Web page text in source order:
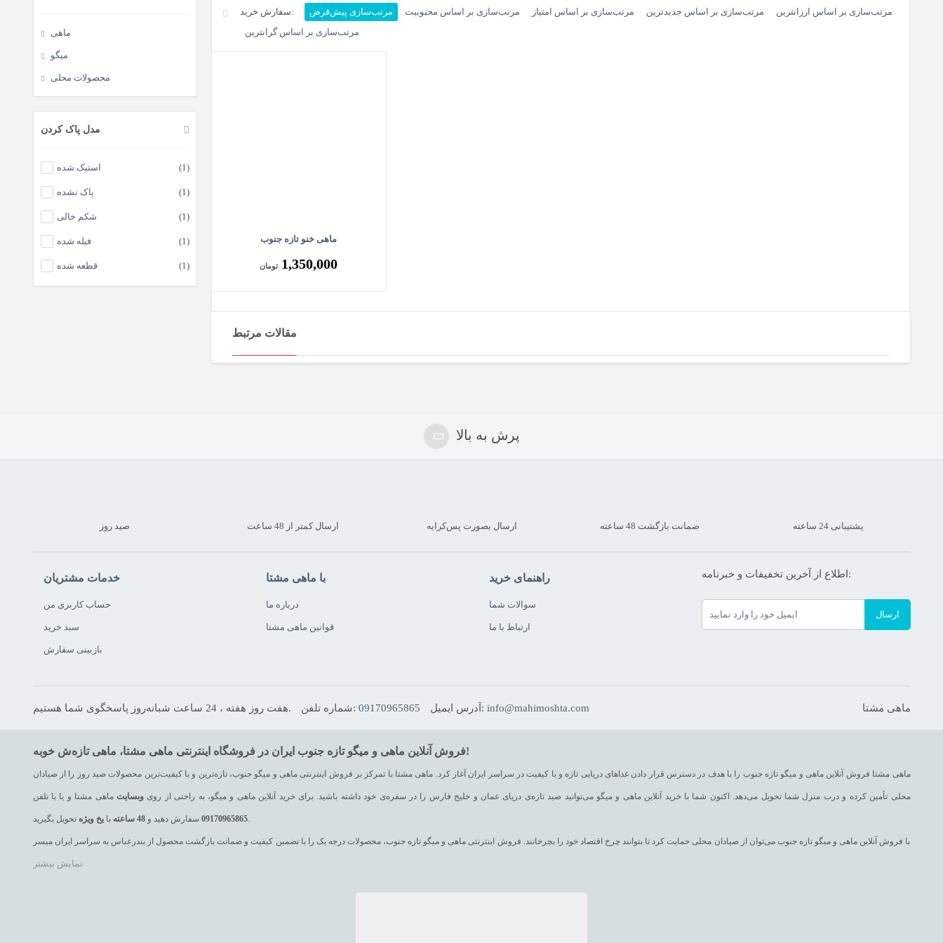
ماهی
میگو
محصولات محلی
مدل پاک کردن
استیک شده (1)
پاک نشده (1)
شکم خالی (1)
فیله شده (1)
قطعه شده (1)
مرتب‌سازی پیش‌فرض مرتب‌سازی بر اساس محبوبیت مرتب‌سازی بر اساس امتیاز مرتب‌سازی بر اساس جدیدترین
مرتب‌سازی بر اساس ارزانترین
مرتب‌سازی بر اساس گرانترین
ماهی خنو تازه جنوب
1,350,000 تومان
مقالات مرتبط
پرش به بالا
صید روز ارسال کمتر از 48 ساعت ارسال بصورت پس‌کرایه ضمانت بازگشت 48 ساعته پشتیبانی 24 ساعته
خدمات مشتریان
حساب کاربری من
سبد خرید
بازبینی سفارش
با ماهی مشتا
درباره ما
قوانین ماهی مشتا
راهنمای خرید
سوالات شما
ارتباط با ما
اطلاع از آخرین تخفیفات و خبرنامه:
ارسال
ماهی مشتا هفت روز هفته ، 24 ساعت شبانه‌روز پاسخگوی شما هستیم. شماره تلفن: 09170965865 آدرس ایمیل: info@mahimoshta.com
فروش آنلاین ماهی و میگو تازه جنوب ایران در فروشگاه اینترنتی ماهی مشتا، ماهی تازه‌ش خوبه!
ماهی مشتا فروش آنلاین ماهی و میگو تازه جنوب را با هدف در دسترس قرار دادن غذاهای دریایی تازه و با کیفیت در سراسر ایران آغاز کرد. ماهی مشتا با تمرکز بر فروش اینترنتی ماهی و میگو جنوب، تازه‌ترین و با کیفیت‌ترین محصولات صید روز را از صیادان
محلی تأمین کرده و درب منزل شما تحویل می‌دهد. اکنون شما با خرید آنلاین ماهی و میگو می‌توانید صید تازه‌ی دریای عمان و خلیج فارس را در سفره‌ی خود داشته باشید. برای خرید آنلاین ماهی و میگو، به راحتی از رویوبسایت ماهی مشتا و یا با تلفن
09170965865 سفارش دهید و48 ساعته بایخ ویژه تحویل بگیرید.
با فروش آنلاین ماهی و میگو تازه جنوب می‌توان از صیادان محلی حمایت کرد تا بتوانند چرخ اقتصاد خود را بچرخانند. فروش اینترنتی ماهی و میگو تازه جنوب، محصولات درجه یک را با تضمین کیفیت و ضمانت بازگشت محصول از بندرعباس به سراسر ایران میسر
نمایش بیشتر